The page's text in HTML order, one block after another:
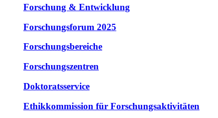
Forschung & Entwicklung
Forschungsforum 2025
Forschungsbereiche
Forschungszentren
Doktoratsservice
Ethikkommission für Forschungsaktivitäten